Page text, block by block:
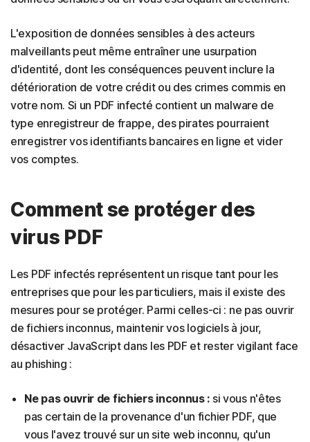
L'exposition de données sensibles à des acteurs
malveillants peut même entraîner une usurpation
d'identité, dont les conséquences peuvent inclure la
détérioration de votre crédit ou des crimes commis en
votre nom. Si un PDF infecté contient un malware de
type enregistreur de frappe, des pirates pourraient
enregistrer vos identifiants bancaires en ligne et vider
vos comptes.
Comment se protéger des
virus PDF
Les PDF infectés représentent un risque tant pour les
entreprises que pour les particuliers, mais il existe des
mesures pour se protéger. Parmi celles-ci : ne pas ouvrir
de fichiers inconnus, maintenir vos logiciels à jour,
désactiver JavaScript dans les PDF et rester vigilant face
au phishing :
Ne pas ouvrir de fichiers inconnus : si vous n'êtes
pas certain de la provenance d'un fichier PDF, que
vous l'avez trouvé sur un site web inconnu, qu'un